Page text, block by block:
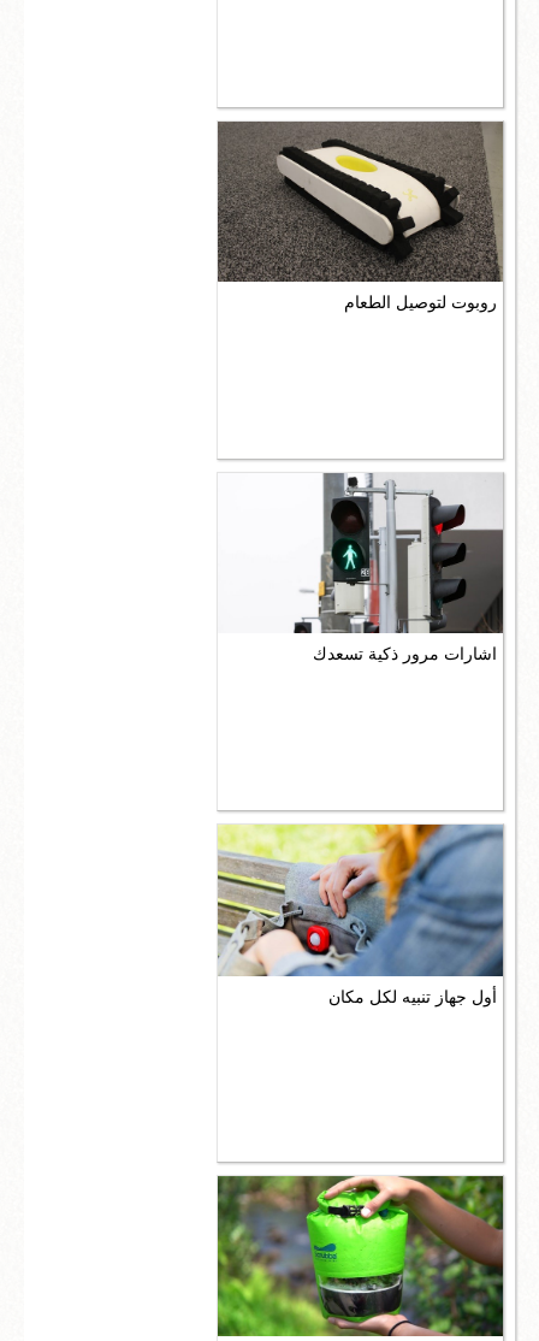
روبوت لتوصيل الطعام
اشارات مرور ذكية تسعدك
أول جهاز تنبيه لكل مكان